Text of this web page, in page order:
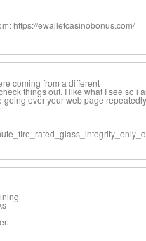
https://ewalletcasinobonus.com/
coming from a different
things out. I like what I see so i
over your web page